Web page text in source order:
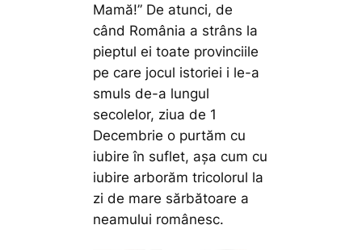
Mamă!” De atunci, de
când România a strâns la
pieptul ei toate provinciile
pe care jocul istoriei i le-a
smuls de-a lungul
secolelor, ziua de 1
Decembrie o purtăm cu
iubire în suflet, aşa cum cu
iubire arborăm tricolorul la
zi de mare sărbătoare a
neamului românesc.